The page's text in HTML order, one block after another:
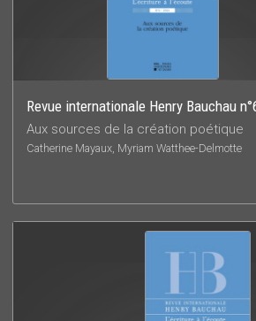
Revue internationale Henry Bauchau
Aux sources de la création poétique
Catherine Mayaux, Myriam Watthee-Delmotte